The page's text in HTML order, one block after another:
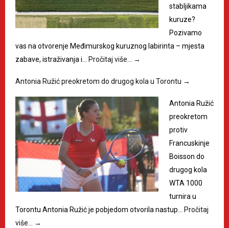
stabljikama
kuruze?
Pozivamo
vas na otvorenje Međimurskog kuruznog labirinta – mjesta
zabave, istraživanja i…
Pročitaj više… →
Antonia Ružić preokretom do drugog kola u Torontu →
Antonia Ružić
preokretom
protiv
Francuskinje
Boisson do
drugog kola
WTA 1000
turnira u
Torontu Antonia Ružić je pobjedom otvorila nastup…
Pročitaj
više…
→